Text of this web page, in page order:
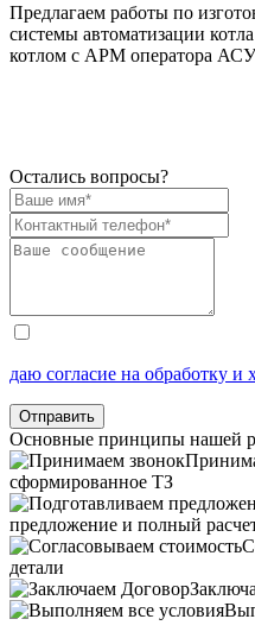
Предлагаем работы по
системы автоматизации
котлом с АРМ оператора
Остались вопросы?
даю согласие на обработку
Отправить
Основные принципы нашей
сформированное ТЗ
предложение и полный
детали